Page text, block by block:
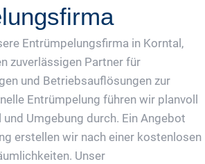
Entrümpelungsfirma in Korntal,
zuverlässigen Partner für
und Betriebsauflösungen zur
Entrümpelung führen wir planvoll
Umgebung durch. Ein Angebot
erstellen wir nach einer kostenlosen
Unser